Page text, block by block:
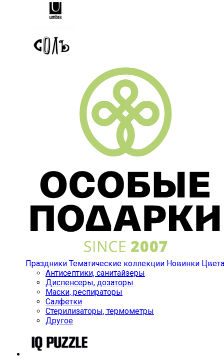
Праздники Тематические коллекции Новинки Цвета
Антисептики, санитайзеры
Диспенсеры, дозаторы
Маски, респираторы
Салфетки
Стерилизаторы, термометры
Другое